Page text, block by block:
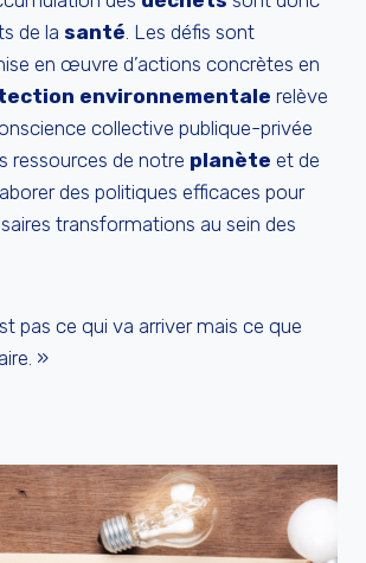
de la santé. Les défis sont
en œuvre d’actions concrètes en
environnementale relève
collective publique-privée
ressources de notre planète et de
des politiques efficaces pour
transformations au sein des
pas ce qui va arriver mais ce que
»